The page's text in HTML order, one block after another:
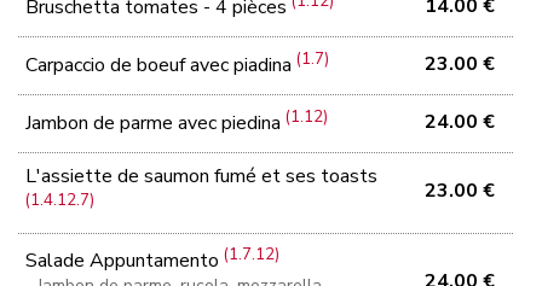
Bruschetta tomates - 4 pièces 14.00 €
Carpaccio de boeuf avec piadina(1.7) 23.00 €
Jambon de parme avec piedina(1.12) 24.00 €
L'assiette de saumon fumé et ses toasts
(1.4.12.7) 23.00 €
Salade Appuntamento(1.7.12)